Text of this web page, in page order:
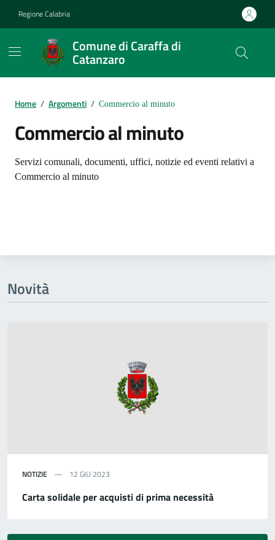
Regione Calabria
Comune di Caraffa di
Catanzaro
Home / Argomenti / Commercio al minuto
Commercio al minuto
Dettagli dell'argomento
Servizi comunali, documenti, uffici, notizie ed eventi relativi a
Commercio al minuto
Novità
NOTIZIE 12 GIU 2023
Carta solidale per acquisti di prima necessità